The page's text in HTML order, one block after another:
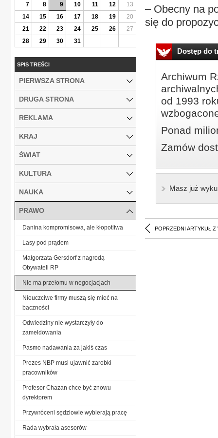
– Obecny na
się do
Dostęp do
Archiwum
od 1993
Ponad
Zamów
Masz już
POPRZEDNI ARTYKUŁ Z
7
8 9 10 11 12
13
14
15 16 17 18 19
20
21
22 23 24 25 26
27
28
29 30 31
SPIS TREŚCI
PIERWSZA STRONA
DRUGA STRONA
REKLAMA
KRAJ
ŚWIAT
KULTURA
NAUKA
PRAWO
Danina kompromisowa, ale kłopotliwa
Lasy pod prądem
Małgorzata Gersdorf z nagrodą
Obywateli RP
Nie ma przełomu w negocjacjach
Nieuczciwe firmy muszą się mieć na
baczności
Odwiedziny nie wystarczyły do
zameldowania
Pasmo nadawania za jakiś czas
Prezes NBP musi ujawnić zarobki
pracowników
Profesor Chazan chce być znowu
dyrektorem
Przywróceni sędziowie wybierają pracę
Rada wybrała asesorów